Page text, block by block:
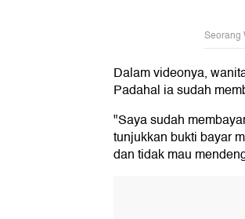
Seorang
Dalam videonya,
Padahal ia sudah
"Saya sudah
tunjukkan bukti bayar
dan tidak mau